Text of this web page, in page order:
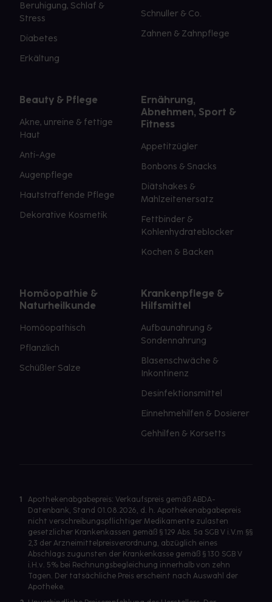
Beruhigung, Schlaf &
Stress
Diabetes
Erkältung
Schnuller & Co.
Zahnen & Zahnpflege
Beauty & Pflege
Akne, unreine & fettige
Haut
Anti-Age
Augenpflege
Hautstraffende Pflege
Dekorative Kosmetik
Ernährung,
Abnehmen, Sport &
Fitness
Appetitzügler
Bonbons & Snacks
Diätshakes &
Mahlzeitenersatz
Fettbinder &
Kohlenhydrateblocker
Kochen & Backen
Homöopathie &
Naturheilkunde
Homöopathisch
Pflanzlich
Schüßler Salze
Krankenpflege &
Hilfsmittel
Aufbaunahrung &
Sondennahrung
Blasenschwäche &
Inkontinenz
Desinfektionsmittel
Einnehmehilfen & Dosierer
Gehhilfen & Korsetts
1
Apothekenabgabepreis: Verkaufspreis gemäß ABDA-
Datenbank, Stand 01.08.2026, d. h. Apothekenabgabepreis
nicht verschreibungspflichtiger Medikamente zulasten
gesetzlicher Krankenkassen gemäß § 129 Abs. 5a SGB V i.V.m §§
2,3 der Arzneimittelpreisverordnung, abzüglich eines
Abschlags zugunsten der Krankenkasse gemäß § 130 SGB V
i.H.v. 5% bei Rechnungsbegleichung innerhalb von zehn
Tagen. Der tatsächliche Preis erscheint nach Auswahl der
Apotheke.